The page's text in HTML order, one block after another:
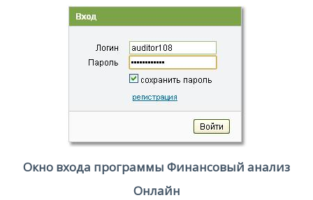
Окно входа программы Финансовый анализ
Онлайн